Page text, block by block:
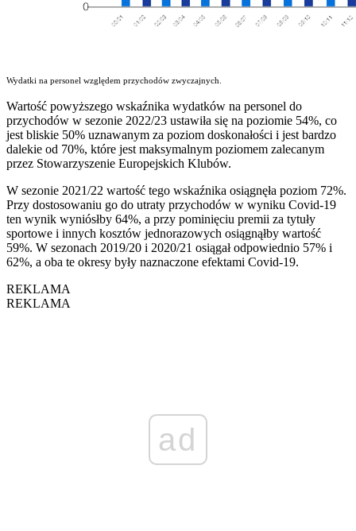
Wydatki na personel względem przychodów zwyczajnych.
Wartość powyższego wskaźnika wydatków na personel do
przychodów w sezonie 2022/23 ustawiła się na poziomie 54%, co
jest bliskie 50% uznawanym za poziom doskonałości i jest bardzo
dalekie od 70%, które jest maksymalnym poziomem zalecanym
przez Stowarzyszenie Europejskich Klubów.
W sezonie 2021/22 wartość tego wskaźnika osiągnęła poziom 72%.
Przy dostosowaniu go do utraty przychodów w wyniku Covid-19
ten wynik wyniósłby 64%, a przy pominięciu premii za tytuły
sportowe i innych kosztów jednorazowych osiągnąłby wartość
59%. W sezonach 2019/20 i 2020/21 osiągał odpowiednio 57% i
62%, a oba te okresy były naznaczone efektami Covid-19.
REKLAMA
REKLAMA
ad